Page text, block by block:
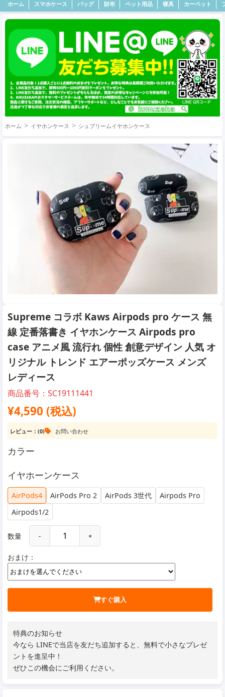
ホーム スマホケース バッグ 財布 ペット用品 寝具 カーペット
ホーム イヤホンケース シュプリームイヤホンケース
Supreme コラボ Kaws Airpods pro ケース 無
線 定番落書き イヤホンケース Airpods pro
case アニメ風 流行れ 個性 創意デザイン 人気 オ
リジナル トレンド エアーポッズケース メンズ
レディース
商品番号：SC19111441
¥4,590 (税込)
レビュー：(0) お問い合わせ
カラー
イヤホーンケース
AirPods4 AirPods Pro 2 AirPods 3世代
Airpods Pro
Airpods1/2
数量 - +
おまけ：
すぐ購入
特典のお知らせ
今なら LINEで当店を友だち追加すると、無料で小さなプレゼ
ントを進呈中！
ぜひこの機会にご利用ください。